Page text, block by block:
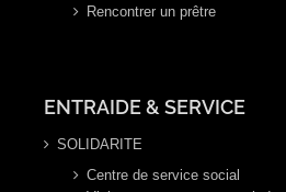
Rencontrer un prêtre
ENTRAIDE & SERVICE
SOLIDARITE
Centre de service social